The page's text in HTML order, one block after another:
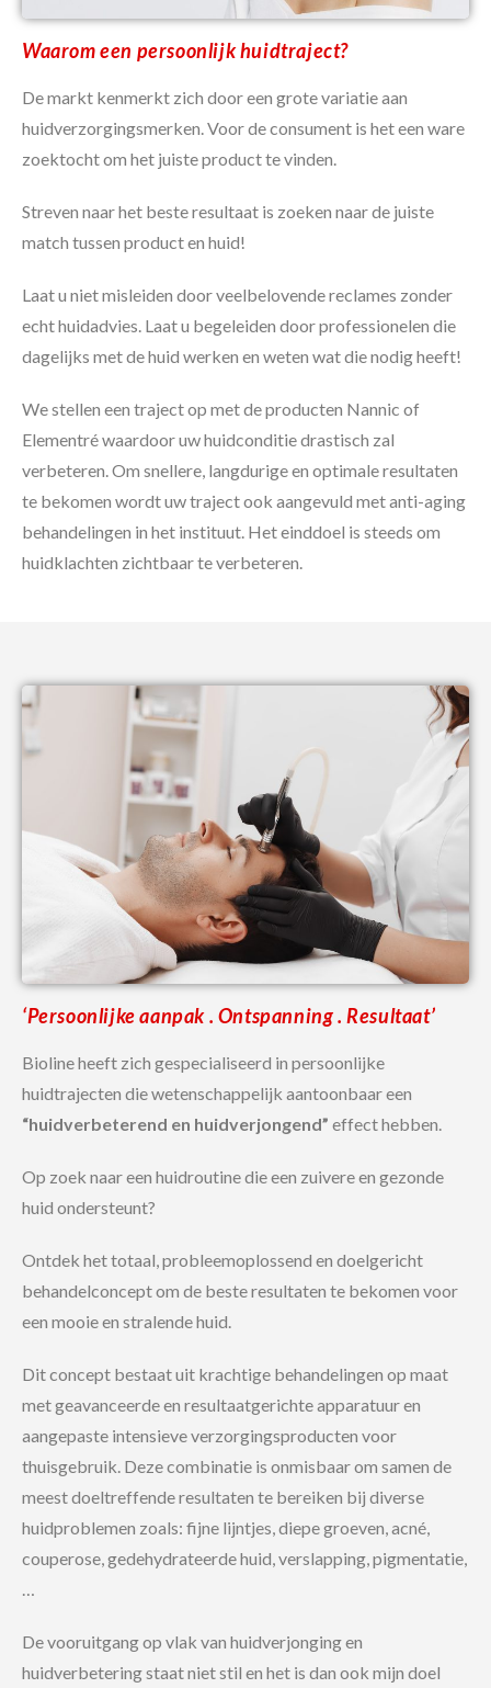
Waarom een persoonlijk huidtraject?
De markt kenmerkt zich door een grote variatie aan
huidverzorgingsmerken.Voor de consument is het een ware
zoektocht om het juiste product te vinden.
Streven naar het beste resultaat is zoeken naar de juiste
match tussen product en huid!
Laat u niet misleiden door veelbelovende reclames zonder
echt huidadvies. Laat u begeleiden door professionelen die
dagelijks met de huid werken en weten wat die nodig heeft!
We stellen een traject op met de producten Nannic of
Elementré waardoor uw huidconditie drastisch zal
verbeteren. Om snellere, langdurige en optimale resultaten
te bekomen wordt uw traject ook aangevuld met anti-aging
behandelingen in het instituut. Het einddoel is steeds om
huidklachten zichtbaar te verbeteren.
‘Persoonlijke aanpak . Ontspanning . Resultaat’
Bioline heeft zich gespecialiseerd in persoonlijke
huidtrajecten die wetenschappelijk aantoonbaar een
“huidverbeterend en huidverjongend” effect hebben.
Op zoek naar een huidroutine die een zuivere en gezonde
huid ondersteunt?
Ontdek het totaal, probleemoplossend en doelgericht
behandelconcept om de beste resultaten te bekomen voor
een mooie en stralende huid.
Dit concept bestaat uit krachtige behandelingen op maat
met geavanceerde en resultaatgerichte apparatuur en
aangepaste intensieve verzorgingsproducten voor
thuisgebruik. Deze combinatie is onmisbaar om samen de
meest doeltreffende resultaten te bereiken bij diverse
huidproblemen zoals: fijne lijntjes, diepe groeven, acné,
couperose, gedehydrateerde huid, verslapping, pigmentatie,
…
De vooruitgang op vlak van huidverjonging en
huidverbetering staat niet stil en het is dan ook mijn doel